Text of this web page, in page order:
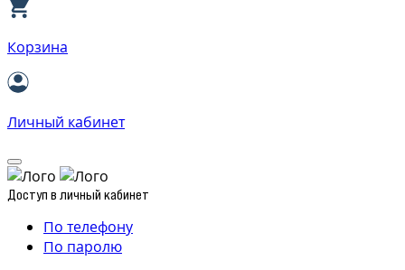
Корзина
Личный кабинет
Доступ в личный кабинет
По телефону
По паролю